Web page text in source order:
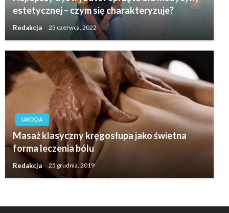
estetycznej – czym się charakteryzuje?
Redakcja 23 czerwca, 2022
URODA
Masaż klasyczny kręgosłupa jako świetna
forma leczenia bólu
Redakcja 25 grudnia, 2019